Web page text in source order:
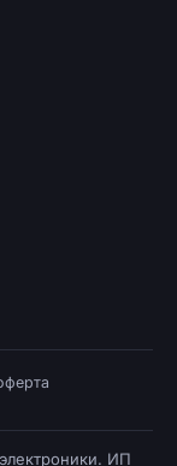
ИП